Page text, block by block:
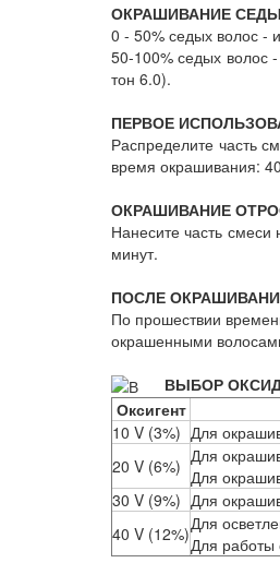
ОКРАШИВАНИЕ
0 - 50% седых волос -
50-100% седых волос
тон 6.0).
ПЕРВОЕ
Распределите часть
время окрашивания:
ОКРАШИВАНИЕ
Нанесите часть
минут.
ПОСЛЕ
По прошествии
окрашенными
ВЫБОР
Оксигент
10 V (3%) Для
20 V (6%) Для
Для
30 V (9%) Для
40 V (12%)Для
Для работы